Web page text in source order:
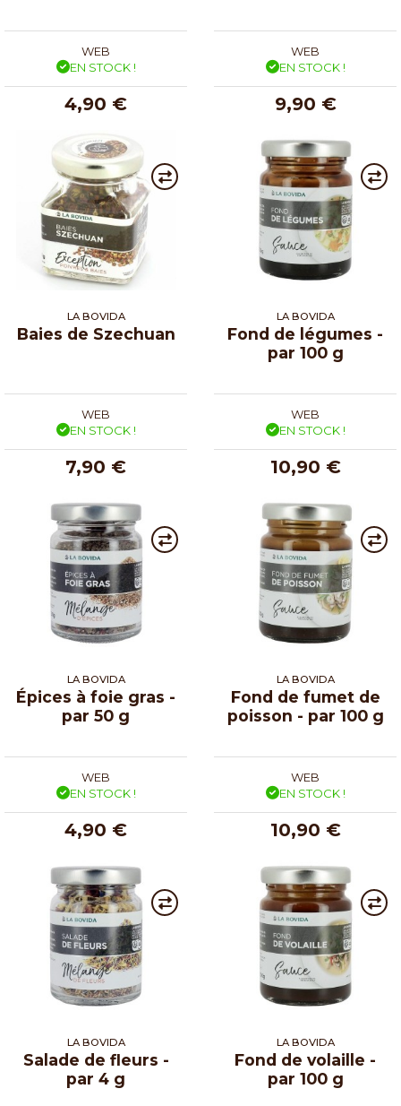
WEB
EN STOCK !
4,90 €
WEB
EN STOCK !
9,90 €
LA BOVIDA
Baies de Szechuan
WEB
EN STOCK !
7,90 €
LA BOVIDA
Fond de légumes -
par 100 g
WEB
EN STOCK !
10,90 €
LA BOVIDA
Épices à foie gras -
par 50 g
WEB
EN STOCK !
4,90 €
LA BOVIDA
Fond de fumet de
poisson - par 100 g
WEB
EN STOCK !
10,90 €
LA BOVIDA
Salade de fleurs -
par 4 g
LA BOVIDA
Fond de volaille -
par 100 g